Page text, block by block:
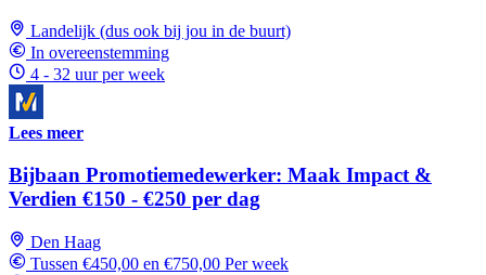
Landelijk (dus ook bij jou in de buurt)
In overeenstemming
4 - 32 uur per week
Lees meer
Bijbaan Promotiemedewerker: Maak Impact &
Verdien €150 - €250 per dag
Den Haag
Tussen €450,00 en €750,00 Per week